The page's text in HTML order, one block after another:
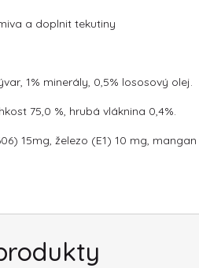
a doplnit tekutiny
1% minerály, 0,5% lososový olej.
75,0 %, hrubá vláknina 0,4%.
15mg, železo (E1) 10 mg,